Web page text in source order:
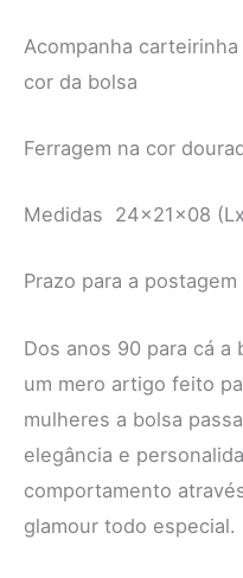
Acompanha
cor da bolsa
Ferragem na cor
Medidas 24x21x08
Prazo para a
Dos anos 90 para cá
um mero artigo feito
mulheres a bolsa
elegância e
comportamento
glamour todo especial.